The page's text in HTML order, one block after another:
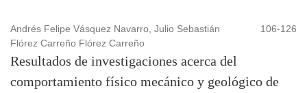
Andrés Felipe Vásquez Navarro, Julio Sebastián
Flórez Carreño Flórez Carreño
106-126
Resultados de investigaciones acerca del
comportamiento físico mecánico y geológico de